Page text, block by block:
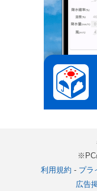
※PC
利用規約 - プラ
広告